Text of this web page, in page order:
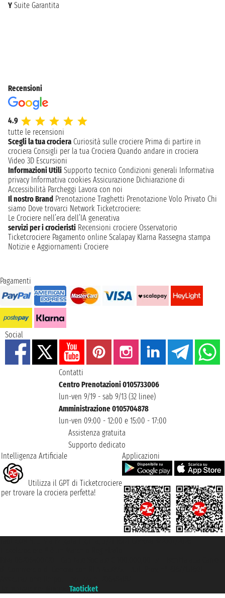
Y Suite Garantita
Recensioni
4.9
tutte le recensioni
Scegli la tua crociera Curiosità sulle crociere Prima di partire in
crociera Consigli per la tua Crociera Quando andare in crociera
Video 3D Escursioni
Informazioni Utili Supporto tecnico Condizioni generali Informativa
privacy Informativa cookies Assicurazione Dichiarazione di
Accessibilità Parcheggi Lavora con noi
Il nostro Brand Prenotazione Traghetti Prenotazione Volo Privato Chi
siamo Dove trovarci Network Ticketcrociere:
Le Crociere nell’era dell’IA generativa
servizi per i crocieristi Recensioni crociere Osservatorio
Ticketcrociere Pagamento online Scalapay Klarna Rassegna stampa
Notizie e Aggiornamenti Crociere
Pagamenti
Social
Contatti
Centro Prenotazioni 0105733006
lun-ven 9/19 - sab 9/13 (32 linee)
Amministrazione 0105704878
lun-ven 09:00 - 12:00 e 15:00 - 17:00
Assistenza gratuita
Supporto dedicato
Intelligenza Artificiale
Utilizza il GPT di Ticketcrociere
per trovare la crociera perfetta!
Applicazioni
Taoticket